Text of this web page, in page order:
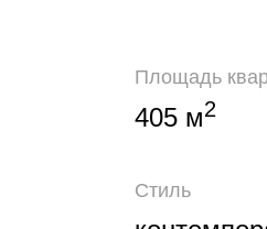
Площадь
Стиль
405 м2